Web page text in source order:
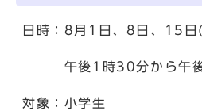
日時：8月1日、8日、15日
午後1時30分から午
対象：小学生